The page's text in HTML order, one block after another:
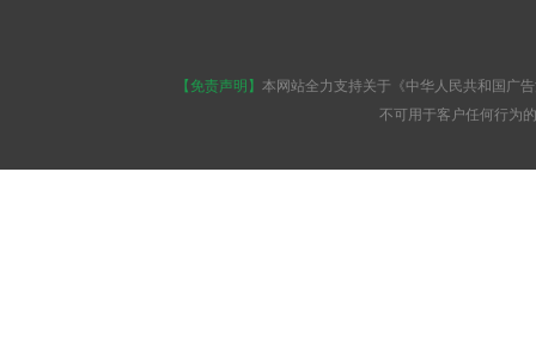
【免责声明】 本网站全力支持关于《中华人民共和国广
不可用于客户任何行为